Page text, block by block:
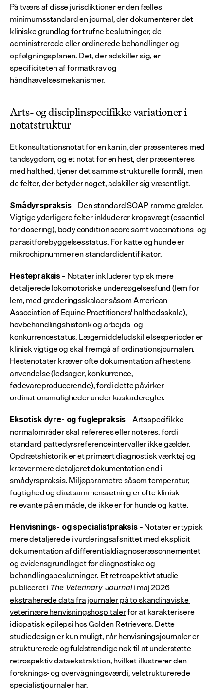
På tværs af disse jurisdiktioner er den fælles
minimumsstandard en journal, der dokumenterer det
kliniske grundlag for trufne beslutninger, de
administrerede eller ordinerede behandlinger og
opfølgningsplanen. Det, der adskiller sig, er
specificiteten af formatkrav og
håndhævelsesmekanismer.
Arts- og disciplinspecifikke variationer i
notatstruktur
Et konsultationsnotat for en kanin, der præsenteres med
tandsygdom, og et notat for en hest, der præsenteres
med halthed, tjener det samme strukturelle formål, men
de felter, der betyder noget, adskiller sig væsentligt.
Smådyrspraksis – Den standard SOAP-ramme gælder.
Vigtige yderligere felter inkluderer kropsvægt (essentiel
for dosering), body condition score samt vaccinations- og
parasitforebyggelsesstatus. For katte og hunde er
mikrochipnummer en standardidentifikator.
Hestepraksis – Notater inkluderer typisk mere
detaljerede lokomotoriske undersøgelsesfund (lem for
lem, med graderingsskalaer såsom American
Association of Equine Practitioners' halthedsskala),
hovbehandlingshistorik og arbejds- og
konkurrencestatus. Lægemiddeludskillelsesperioder er
klinisk vigtige og skal fremgå af ordinationsjournalen.
Hestenotater kræver ofte dokumentation af hestens
anvendelse (ledsager, konkurrence,
fødevareproducerende), fordi dette påvirker
ordinationsmuligheder under kaskaderegler.
Eksotisk dyre- og fuglepraksis – Artsspecifikke
normalområder skal refereres eller noteres, fordi
standard pattedyrsreferenceintervaller ikke gælder.
Opdrætshistorik er et primært diagnostisk værktøj og
kræver mere detaljeret dokumentation end i
smådyrspraksis. Miljøparametre såsom temperatur,
fugtighed og diætsammensætning er ofte klinisk
relevante på en måde, de ikke er for hunde og katte.
Henvisnings- og specialistpraksis – Notater er typisk
mere detaljerede i vurderingsafsnittet med eksplicit
dokumentation af differentialdiagnoseræsonnementet
og evidensgrundlaget for diagnostiske og
behandlingsbeslutninger. Et retrospektivt studie
publiceret i The Veterinary Journal
i maj 2026
ekstraherede data fra journaler på to skandinaviske
veterinære henvisningshospitaler for at karakterisere
idiopatisk epilepsi hos Golden Retrievers. Dette
studiedesign er kun muligt, når henvisningsjournaler er
strukturerede og fuldstændige nok til at understøtte
retrospektiv dataekstraktion, hvilket illustrerer den
forsknings- og overvågningsværdi, velstrukturerede
specialistjournaler har.